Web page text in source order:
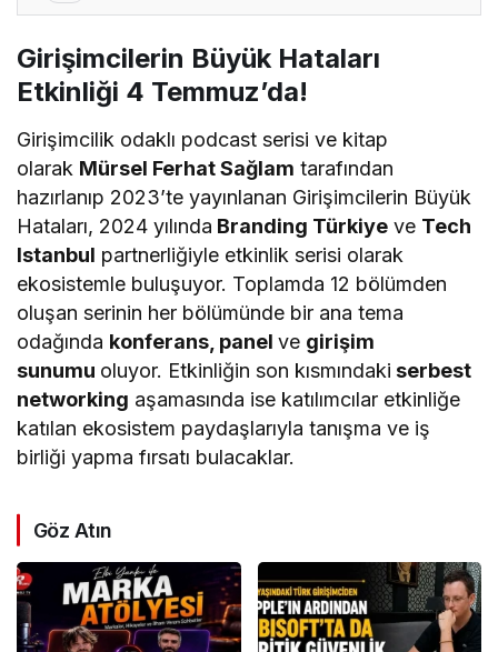
Girişimcilerin Büyük Hataları
Etkinliği 4 Temmuz’da!
Girişimcilik odaklı podcast serisi ve kitap
olarak Mürsel Ferhat Sağlam tarafından
hazırlanıp 2023’te yayınlanan Girişimcilerin Büyük
Hataları, 2024 yılında Branding Türkiye ve Tech
Istanbul partnerliğiyle etkinlik serisi olarak
ekosistemle buluşuyor. Toplamda 12 bölümden
oluşan serinin her bölümünde bir ana tema
odağında konferans, panelve girişim
sunumu oluyor. Etkinliğin son kısmındaki serbest
networking aşamasında ise katılımcılar etkinliğe
katılan ekosistem paydaşlarıyla tanışma ve iş
birliği yapma fırsatı bulacaklar.
Göz Atın